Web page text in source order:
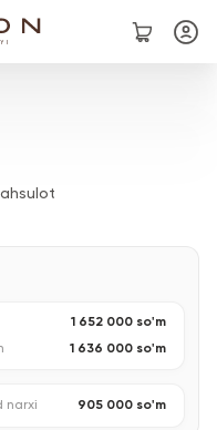
1 652 000 so'm
1 636 000 so'm
narxi 905 000 so'm